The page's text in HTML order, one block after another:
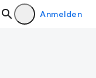
Anmelden